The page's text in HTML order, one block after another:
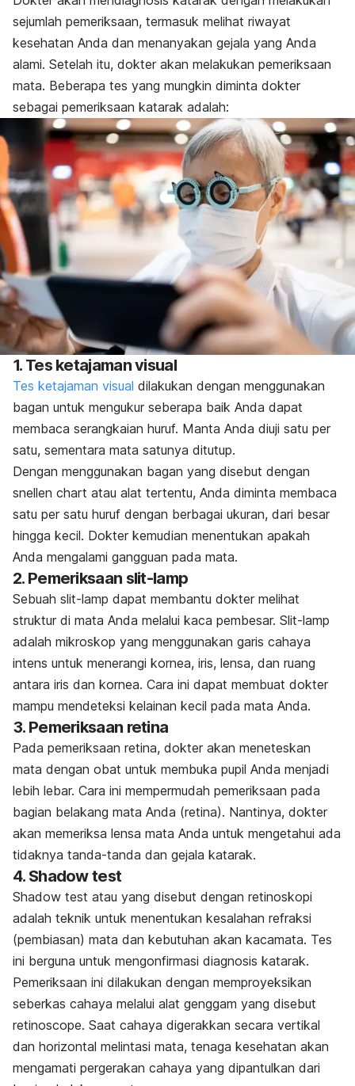
sejumlah pemeriksaan, termasuk melihat riwayat
kesehatan Anda dan menanyakan gejala yang Anda
alami. Setelah itu, dokter akan melakukan pemeriksaan
mata. Beberapa tes yang mungkin diminta dokter
sebagai pemeriksaan katarak adalah:
1. Tes ketajaman visual
Tes ketajaman visual dilakukan dengan menggunakan
bagan untuk mengukur seberapa baik Anda dapat
membaca serangkaian huruf. Manta Anda diuji satu per
satu, sementara mata satunya ditutup.
Dengan menggunakan bagan yang disebut dengan
snellen chart atau alat tertentu, Anda diminta membaca
satu per satu huruf dengan berbagai ukuran, dari besar
hingga kecil. Dokter kemudian menentukan apakah
Anda mengalami gangguan pada mata.
2. Pemeriksaan slit-lamp
Sebuah slit-lamp dapat membantu dokter melihat
struktur di mata Anda melalui kaca pembesar. Slit-lamp
adalah mikroskop yang menggunakan garis cahaya
intens untuk menerangi kornea, iris, lensa, dan ruang
antara iris dan kornea. Cara ini dapat membuat dokter
mampu mendeteksi kelainan kecil pada mata Anda.
3. Pemeriksaan retina
Pada pemeriksaan retina, dokter akan meneteskan
mata dengan obat untuk membuka pupil Anda menjadi
lebih lebar. Cara ini mempermudah pemeriksaan pada
bagian belakang mata Anda (retina). Nantinya, dokter
akan memeriksa lensa mata Anda untuk mengetahui ada
tidaknya tanda-tanda dan gejala katarak.
4. Shadow test
Shadow test atau yang disebut dengan retinoskopi
adalah teknik untuk menentukan kesalahan refraksi
(pembiasan) mata dan kebutuhan akan kacamata. Tes
ini berguna untuk mengonfirmasi diagnosis katarak.
Pemeriksaan ini dilakukan dengan memproyeksikan
seberkas cahaya melalui alat genggam yang disebut
retinoscope. Saat cahaya digerakkan secara vertikal
dan horizontal melintasi mata, tenaga kesehatan akan
mengamati pergerakan cahaya yang dipantulkan dari